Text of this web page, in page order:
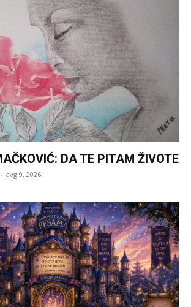
DA TE PITAM ŽIVOTE
- avg 9, 2026